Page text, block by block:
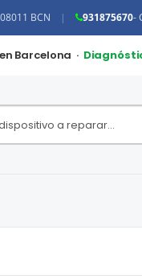
BCN | 931875670-
Barcelona ·